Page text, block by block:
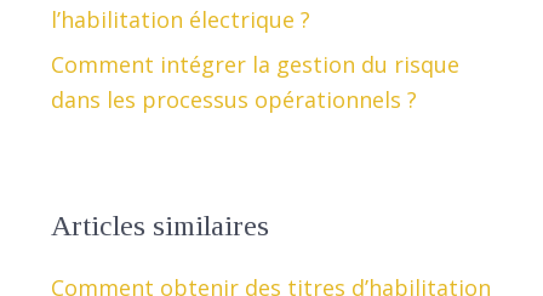
l’habilitation électrique ?
Comment intégrer la gestion du risque
dans les processus opérationnels ?
Articles similaires
Comment obtenir des titres d’habilitation